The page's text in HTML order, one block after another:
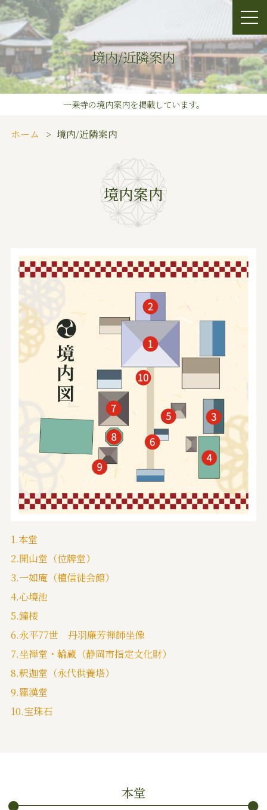
境内/近隣案内
一乗寺の境内案内を掲載しています。
ホーム 境内/近隣案内
境内案内
1.本堂
2.開山堂（位牌堂）
3.一如庵（檀信徒会館）
4.心境池
5.鐘楼
6.永平77世 丹羽廉芳禅師坐像
7.坐禅堂・輪蔵（静岡市指定文化財）
8.釈迦堂（永代供養塔）
9.羅漢堂
10.宝珠石
本堂